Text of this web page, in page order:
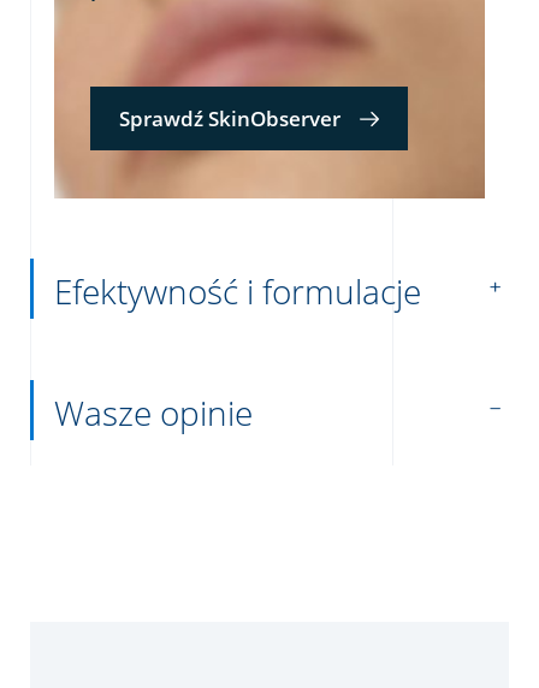
Sprawdź SkinObserver
Efektywność i formulacje
Wasze opinie